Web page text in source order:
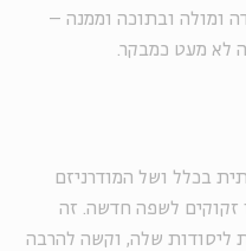
ומולה ובתוכה וממנה –
לא מעט כמבקר.
בכלל ושל המודרניזם
זקוקים לשפה חדשה. זה
ליסודות שלה, וקשה להרבה